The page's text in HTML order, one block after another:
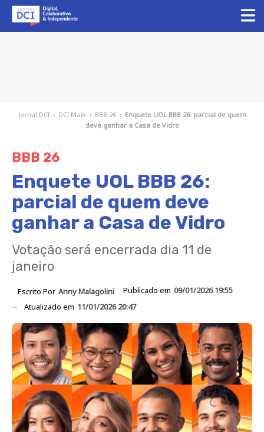
Jornal DCI › DCI Mais › BBB 26 › Enquete UOL BBB 26: parcial de quem
deve ganhar a Casa de Vidro
BBB 26
Enquete UOL BBB 26:
parcial de quem deve
ganhar a Casa de Vidro
Votação será encerrada dia 11 de
janeiro
Escrito Por Anny Malagolini Publicado em 09/01/2026 19:55
Atualizado em 11/01/2026 20:47